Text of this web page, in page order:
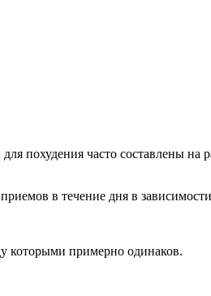
похудения часто составлены
в течение дня в
которыми примерно одинаков.